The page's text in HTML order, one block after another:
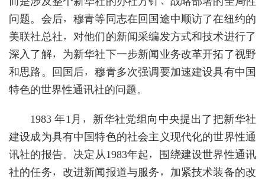
问题。会后，穆青等同志在回国途中顺访了在纽约的
美联社总社，对他们的新闻采编发方式和技术进行了
深入了解，为新华社下一步新闻业务改革开拓了视野
和思路。回国后，穆青多次强调要加速建设具有中国
特色的世界性通讯社的问题。
1983 年1月，新华社党组向中央提出了把新华社
建设成为具有中国特色的社会主义现代化的世界性通
讯社的报告。决定从1983年起，围绕建设世界性通讯
社的任务，改进新闻报道与服务，加紧技术装备的改